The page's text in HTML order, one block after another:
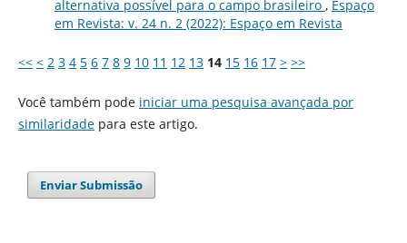
alternativa possível para o campo brasileiro , Espaço
em Revista: v. 24 n. 2 (2022): Espaço em Revista
<< < 2 3 4 5 6 7 8 9 10 11 12 13 14 15 16 17 > >>
Você também pode iniciar uma pesquisa avançada por
similaridadepara este artigo.
Enviar Submissão